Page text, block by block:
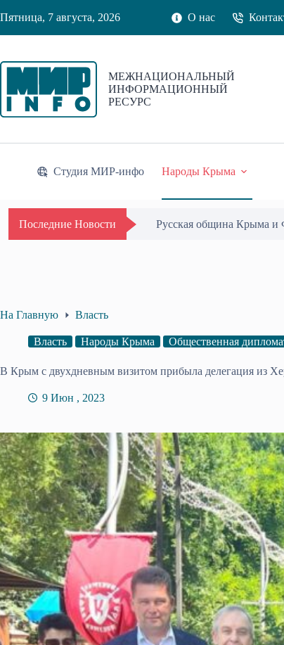
к
Пятница, 7 августа, 2026 О нас
МЕЖНАЦИОНАЛЬНЫЙ
ИНФОРМАЦИОННЫЙ
РЕСУРС
Студия МИР-инфо Народы Крыма
Последние Новости Одиссей Пипия удостоен
На Главную Власть
Власть Народы Крыма Общественная
В Крым с двухдневным визитом прибыла делегация из
9 Июн , 2023